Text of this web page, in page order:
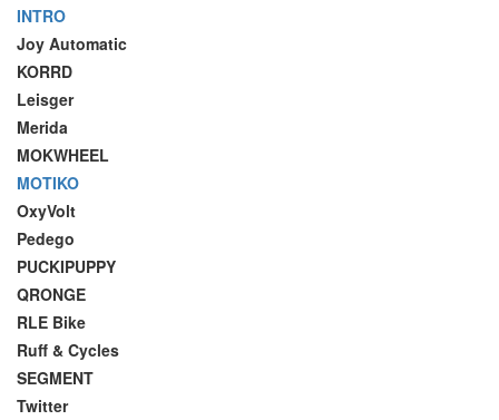
INTRO
Joy Automatic
KORRD
Leisger
Merida
MOKWHEEL
MOTIKO
OxyVolt
Pedego
PUCKIPUPPY
QRONGE
RLE Bike
Ruff & Cycles
SEGMENT
Twitter